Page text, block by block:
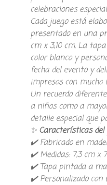
celebraciones
Cada juego está
presentado en una
cm x 3,10 cm. La
color blanco y
fecha del evento y
impresos con mucho
Un recuerdo
a niños como a
detalle especial que
✨ Características del
✔️ Fabricado en
✔️ Medidas: 7,3 cm x
✔️ Tapa pintada a
✔️ Personalizado con